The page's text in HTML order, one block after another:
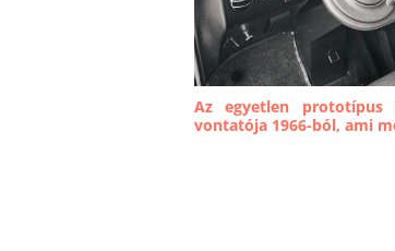
Az egyetlen prototípus
vontatója 1966-ból, ami